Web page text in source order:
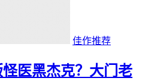
佳作推荐
医黑杰克？大门老